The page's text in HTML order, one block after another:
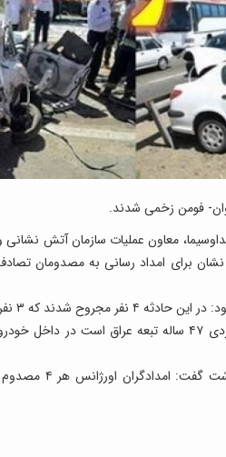
معاون عملیات سازمان آتش
خودروی اطفایی و نجات به همراه ۳ آتش نشان برای امداد
وی اعلام کرد: یکی از سرنشینان خودروی سواری که مردی ۴۷
معاون عملیات